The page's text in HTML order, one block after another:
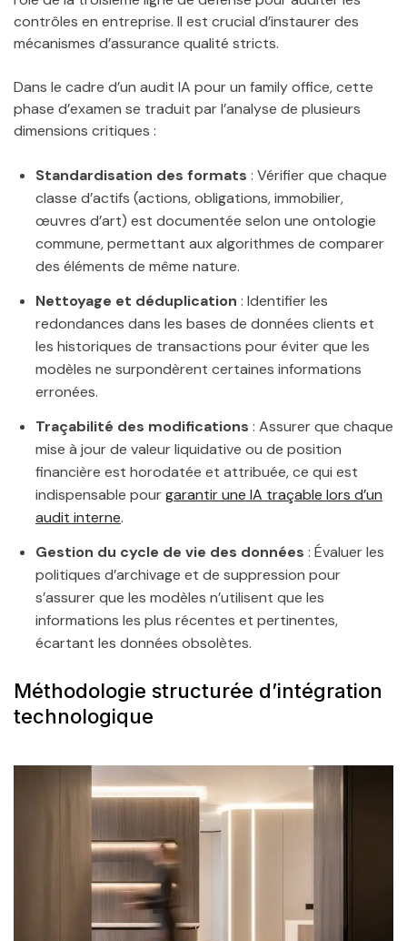
contrôles en entreprise. Il est crucial d’instaurer des
mécanismes d’assurance qualité stricts.
Dans le cadre d’un audit IA pour un family office, cette
phase d’examen se traduit par l’analyse de plusieurs
dimensions critiques :
Standardisation des formats : Vérifier que chaque
classe d’actifs (actions, obligations, immobilier,
œuvres d’art) est documentée selon une ontologie
commune, permettant aux algorithmes de comparer
des éléments de même nature.
Nettoyage et déduplication : Identifier les
redondances dans les bases de données clients et
les historiques de transactions pour éviter que les
modèles ne surpondèrent certaines informations
erronées.
Traçabilité des modifications : Assurer que chaque
mise à jour de valeur liquidative ou de position
financière est horodatée et attribuée, ce qui est
indispensable pourgarantir une IA traçable lors d’un
audit interne.
Gestion du cycle de vie des données : Évaluer les
politiques d’archivage et de suppression pour
s’assurer que les modèles n’utilisent que les
informations les plus récentes et pertinentes,
écartant les données obsolètes.
Méthodologie structurée d’intégration
technologique